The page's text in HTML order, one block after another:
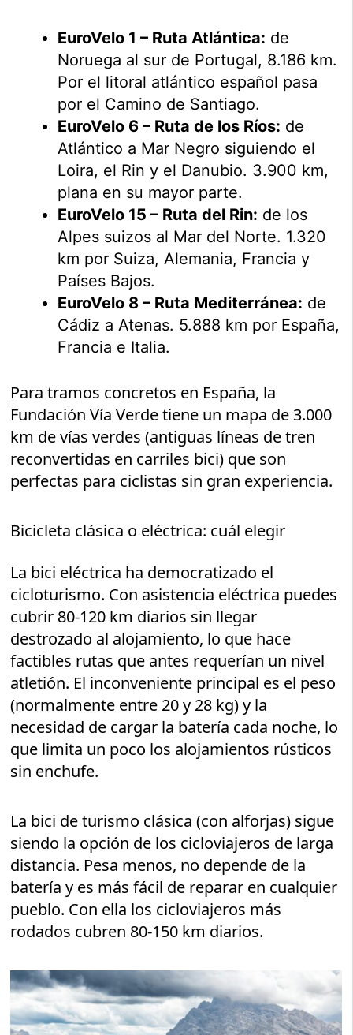
EuroVelo 1 – Ruta Atlántica: de
Noruega al sur de Portugal, 8.186 km.
Por el litoral atlántico español pasa
por el Camino de Santiago.
EuroVelo 6 – Ruta de los Ríos: de
Atlántico a Mar Negro siguiendo el
Loira, el Rin y el Danubio. 3.900 km,
plana en su mayor parte.
EuroVelo 15 – Ruta del Rin: de los
Alpes suizos al Mar del Norte. 1.320
km por Suiza, Alemania, Francia y
Países Bajos.
EuroVelo 8 – Ruta Mediterránea: de
Cádiz a Atenas. 5.888 km por España,
Francia e Italia.
Para tramos concretos en España, la
Fundación Vía Verde tiene un mapa de 3.000
km de vías verdes (antiguas líneas de tren
reconvertidas en carriles bici) que son
perfectas para ciclistas sin gran experiencia.
Bicicleta clásica o eléctrica: cuál elegir
La bici eléctrica ha democratizado el
cicloturismo. Con asistencia eléctrica puedes
cubrir 80-120 km diarios sin llegar
destrozado al alojamiento, lo que hace
factibles rutas que antes requerían un nivel
atletión. El inconveniente principal es el peso
(normalmente entre 20 y 28 kg) y la
necesidad de cargar la batería cada noche, lo
que limita un poco los alojamientos rústicos
sin enchufe.
La bici de turismo clásica (con alforjas) sigue
siendo la opción de los cicloviajeros de larga
distancia. Pesa menos, no depende de la
batería y es más fácil de reparar en cualquier
pueblo. Con ella los cicloviajeros más
rodados cubren 80-150 km diarios.